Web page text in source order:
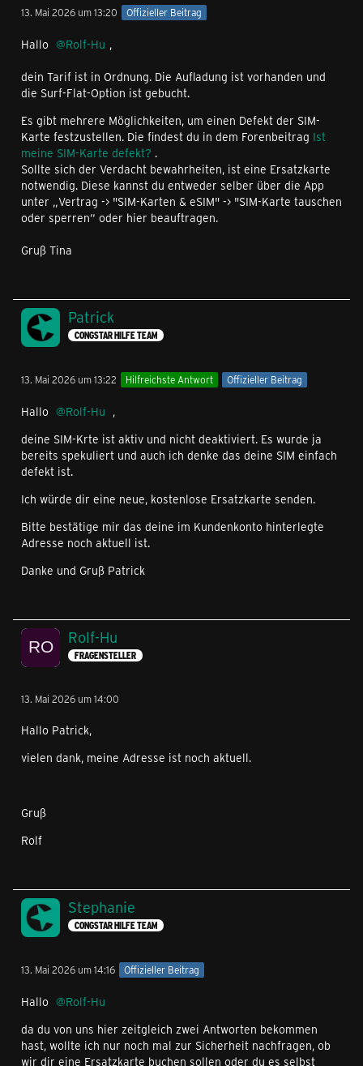
13. Mai 2026 um 13:20 Offizieller Beitrag
Hallo Rolf-Hu ,
dein Tarif ist in Ordnung. Die Aufladung ist vorhanden und
die Surf-Flat-Option ist gebucht.
Es gibt mehrere Möglichkeiten, um einen Defekt der SIM-
Karte festzustellen. Die findest du in dem Forenbeitrag Ist
meine SIM-Karte defekt? .
Sollte sich der Verdacht bewahrheiten, ist eine Ersatzkarte
notwendig. Diese kannst du entweder selber über die App
unter „Vertrag -> "SIM-Karten & eSIM" -> "SIM-Karte tauschen
oder sperren“ oder hier beauftragen.
Gruß Tina
Patrick
CONGSTAR HILFE TEAM
13. Mai 2026 um 13:22 Hilfreichste Antwort Offizieller Beitrag
Hallo Rolf-Hu ,
deine SIM-Krte ist aktiv und nicht deaktiviert. Es wurde ja
bereits spekuliert und auch ich denke das deine SIM einfach
defekt ist.
Ich würde dir eine neue, kostenlose Ersatzkarte senden.
Bitte bestätige mir das deine im Kundenkonto hinterlegte
Adresse noch aktuell ist.
Danke und Gruß Patrick
Rolf-Hu
FRAGENSTELLER
13. Mai 2026 um 14:00
Hallo Patrick,
vielen dank, meine Adresse ist noch aktuell.
Gruß
Rolf
Stephanie
CONGSTAR HILFE TEAM
13. Mai 2026 um 14:16 Offizieller Beitrag
Hallo
Rolf-Hu
da du von uns hier zeitgleich zwei Antworten bekommen
hast, wollte ich nur noch mal zur Sicherheit nachfragen, ob
wir dir eine Ersatzkarte buchen sollen oder du es selbst